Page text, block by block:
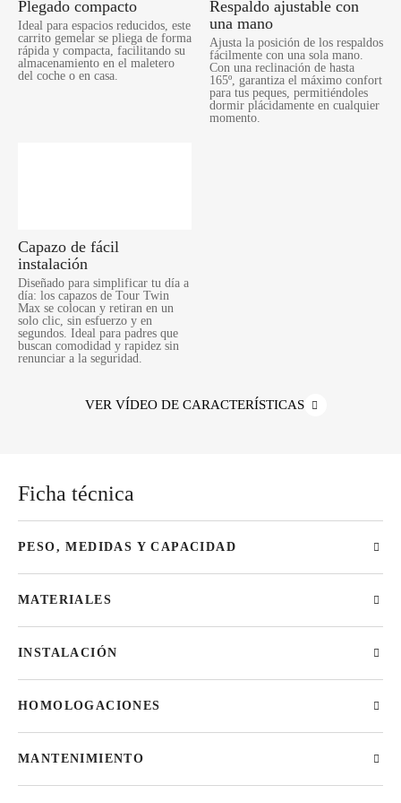
Plegado compacto
Ideal para espacios reducidos, este
carrito gemelar se pliega de forma
rápida y compacta, facilitando su
almacenamiento en el maletero
del coche o en casa.
Respaldo ajustable con
una mano
Ajusta la posición de los respaldos
fácilmente con una sola mano.
Con una reclinación de hasta
165º, garantiza el máximo confort
para tus peques, permitiéndoles
dormir plácidamente en cualquier
momento.
Capazo de fácil
instalación
Diseñado para simplificar tu día a
día: los capazos de Tour Twin
Max se colocan y retiran en un
solo clic, sin esfuerzo y en
segundos. Ideal para padres que
buscan comodidad y rapidez sin
renunciar a la seguridad.
VER VÍDEO DE CARACTERÍSTICAS
Ficha técnica
PESO, MEDIDAS Y CAPACIDAD
MATERIALES
INSTALACIÓN
HOMOLOGACIONES
MANTENIMIENTO